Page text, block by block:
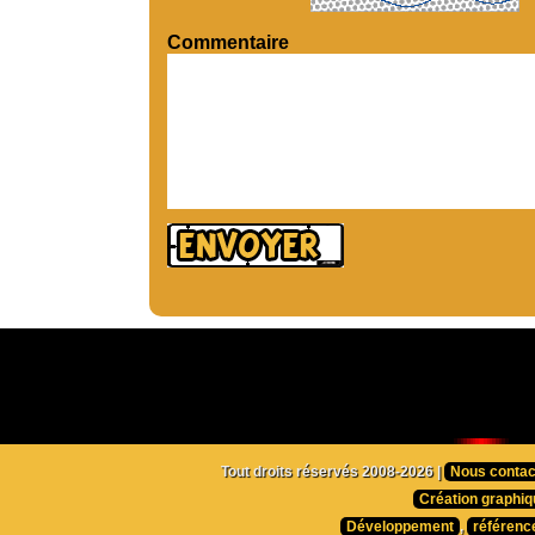
Commentaire
Tout droits réservés 2008-2026 | Nous
Création
Développement ,